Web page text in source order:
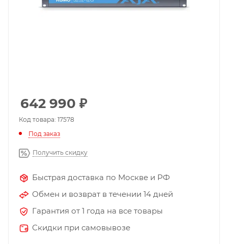
642 990 ₽
Код товара: 17578
Под заказ
Получить скидку
Быстрая доставка по Москве и РФ
Обмен и возврат в течении 14 дней
Гарантия от 1 года на все товары
Скидки при самовывозе